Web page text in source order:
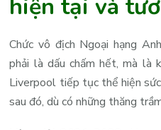
hiện tại và
Chức vô địch Ngoại hạng
phải là dấu chấm hết, mà là
Liverpool tiếp tục thể hiện sức
sau đó, dù có những thăng